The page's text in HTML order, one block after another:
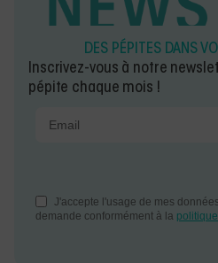
DES PÉPITES DANS
Inscrivez-vous à notre
pépite chaque mois !